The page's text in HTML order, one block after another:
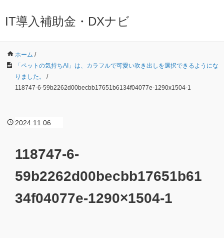
IT導入補助金・DXナビ
ホーム /
「ペットの気持ちAI」は、カラフルで可愛い吹き出しを選択できるようにな
りました。
/
118747-6-59b2262d00becbb17651b6134f04077e-1290x1504-1
2024.11.06
118747-6-
59b2262d00becbb17651b61
34f04077e-1290×1504-1